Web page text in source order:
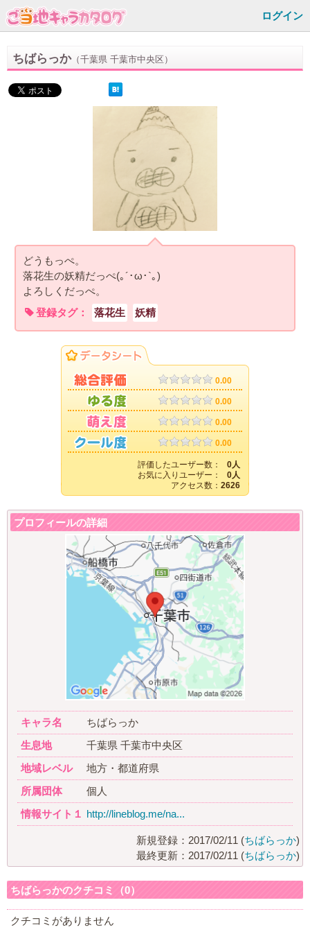
ログイン
ちばらっか（千葉県 千葉市中央区）
どうもっぺ。
落花生の妖精だっぺ(｡´･ω･`｡)
よろしくだっぺ。
登録タグ：
落花生 妖精
0.00
0.00
0.00
0.00
評価したユーザー数：
0人
お気に入りユーザー：
0人
アクセス数： 2626
プロフィールの詳細
キャラ名
ちばらっか
生息地
千葉県 千葉市中央区
地域レベル
地方・都道府県
所属団体
個人
情報サイト１ http://lineblog.me/na...
新規登録：2017/02/11 (ちばらっか)
最終更新：2017/02/11 (ちばらっか)
ちばらっかのクチコミ（0）
クチコミがありません